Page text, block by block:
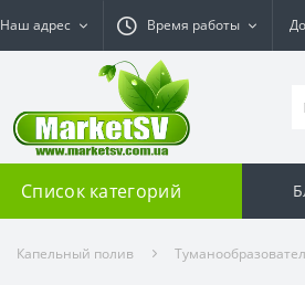
Наш адрес Время работы
Список категорий
Капельный полив